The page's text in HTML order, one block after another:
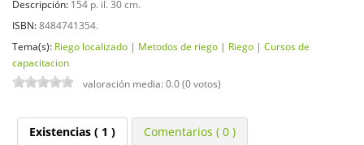
Descripción: 154 p. il. 30 cm.
ISBN:8484741354.
Tema(s): Riego localizado | Metodos de riego | Riego | Cursos de
capacitacion
valoración media: 0.0 (0 votos)
Existencias( 1 ) Comentarios ( 0 )